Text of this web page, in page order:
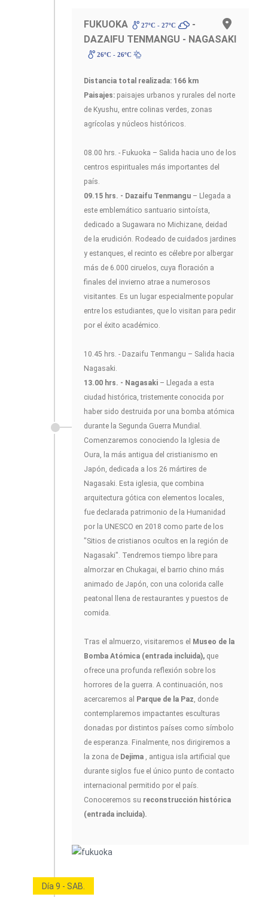
FUKUOKA 27ºC - 27ºC
-
DAZAIFU TENMANGU - NAGASAKI
26ºC - 26ºC
Distancia total realizada: 166 km
Paisajes: paisajes urbanos y rurales del norte
de Kyushu, entre colinas verdes, zonas
agrícolas y núcleos históricos.
08.00 hrs. - Fukuoka – Salida hacia uno de los
centros espirituales más importantes del
país.
09.15 hrs. - Dazaifu Tenmangu – Llegada a
este emblemático santuario sintoísta,
dedicado a Sugawara no Michizane, deidad
de la erudición. Rodeado de cuidados jardines
y estanques, el recinto es célebre por albergar
más de 6.000 ciruelos, cuya floración a
finales del invierno atrae a numerosos
visitantes. Es un lugar especialmente popular
entre los estudiantes, que lo visitan para pedir
por el éxito académico.
10.45 hrs. - Dazaifu Tenmangu – Salida hacia
Nagasaki.
13.00 hrs. - Nagasaki – Llegada a esta
ciudad histórica, tristemente conocida por
haber sido destruida por una bomba atómica
durante la Segunda Guerra Mundial.
Comenzaremos conociendo la Iglesia de
Oura, la más antigua del cristianismo en
Japón, dedicada a los 26 mártires de
Nagasaki. Esta iglesia, que combina
arquitectura gótica con elementos locales,
fue declarada patrimonio de la Humanidad
por la UNESCO en 2018 como parte de los
"Sitios de cristianos ocultos en la región de
Nagasaki". Tendremos tiempo libre para
almorzar en Chukagai, el barrio chino más
animado de Japón, con una colorida calle
peatonal llena de restaurantes y puestos de
comida.
Tras el almuerzo, visitaremos el Museo de la
Bomba Atómica (entrada incluida), que
ofrece una profunda reflexión sobre los
horrores de la guerra. A continuación, nos
acercaremos al Parque de la Paz , donde
contemplaremos impactantes esculturas
donadas por distintos países como símbolo
de esperanza. Finalmente, nos dirigiremos a
la zona de Dejima , antigua isla artificial que
durante siglos fue el único punto de contacto
internacional permitido por el país.
Conoceremos su reconstrucción histórica
(entrada incluida).
Día 9 - SAB.